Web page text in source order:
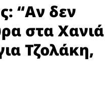
“Αν δεν
στα Χανιά
Τζολάκη,